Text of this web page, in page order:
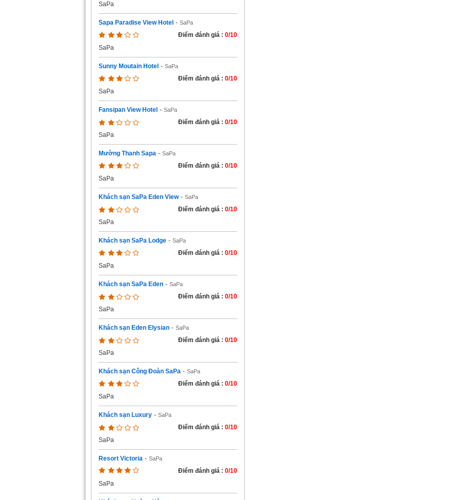
SaPa
Sapa Paradise View Hotel - SaPa
Điểm đánh giá : 0/10
SaPa
Sunny Moutain Hotel - SaPa
Điểm đánh giá : 0/10
SaPa
Fansipan View Hotel - SaPa
Điểm đánh giá : 0/10
SaPa
Mường Thanh Sapa - SaPa
Điểm đánh giá : 0/10
SaPa
Khách sạn SaPa Eden View - SaPa
Điểm đánh giá : 0/10
SaPa
Khách sạn SaPa Lodge - SaPa
Điểm đánh giá : 0/10
SaPa
Khách sạn SaPa Eden - SaPa
Điểm đánh giá : 0/10
SaPa
Khách sạn Eden Elysian - SaPa
Điểm đánh giá : 0/10
SaPa
Khách sạn Công Đoàn SaPa - SaPa
Điểm đánh giá : 0/10
SaPa
Khách sạn Luxury - SaPa
Điểm đánh giá : 0/10
SaPa
Resort Victoria - SaPa
Điểm đánh giá : 0/10
SaPa